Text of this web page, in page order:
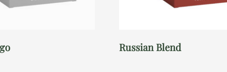
Russian Blend